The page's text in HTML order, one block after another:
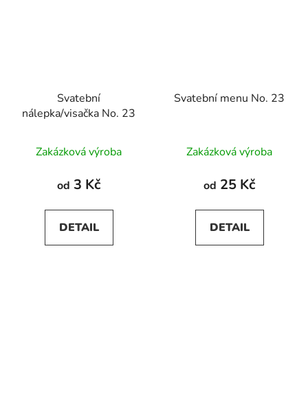
Svatební
nálepka/visačka No. 23
Zakázková výroba
od 3 Kč
DETAIL
Svatební menu No. 23
Zakázková výroba
od 25 Kč
DETAIL